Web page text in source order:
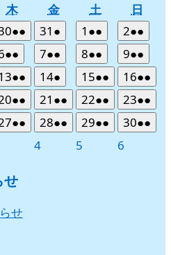
木木
曜
日
金金
曜
日
土土
曜
日
日
曜
日
2026
年
7
月
30
日
●●
件
の
ベ
ン
ト)
31 2026
年
7
月
31
日
●
件
の
ベ
ン
ト)
1 2026
年
8
月
1
日
●●
件
の
イ
ベ
ン
ト)
22026
年
8
月
2
日
●●
件
の
イ
ベ
ン
ト)
2026
年
8
月
6
日
●●
件
の
イ
ベ
ン
72026
年
8
月
7
日
●●
件
の
イ
ベ
ン
82026
年
8
月
8
日
●●
件
の
イ
ベ
ン
92026
年
8
月
9
日
●●
件
の
イ
ベ
ン
2026
年
8
月
●●
件
の
ベ
142026
年
8
月
●
件
の
イ
152026
年
8
月
●●
件
の
ベ
162026
年
8
月
●●
件
の
2026
年
8
日
●●
件
の
イ
21 2026
年
8
●●
件
の
イ
222026
年
8
●●
件
の
イ
232026
年
8
●●
件
の
2026
年
27
●●
件
282026
年
●●
件
の
292026
年
●●
件
の
302026
年
●●
件
月
3
42026
5 6
せ
せ